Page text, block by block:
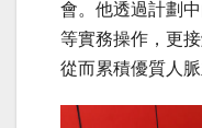
會。他透過計劃
等實務操作，更
從而累積優質人